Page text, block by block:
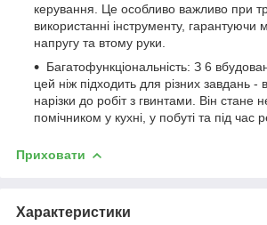
керування. Це особливо важливо при
використанні інструменту, гарантуючи
напругу та втому руки.
Багатофункціональність: З 6
цей ніж підходить для різних завдань -
нарізки до робіт з гвинтами. Він стане
помічником у кухні, у побуті та під час
Приховати
Характеристики